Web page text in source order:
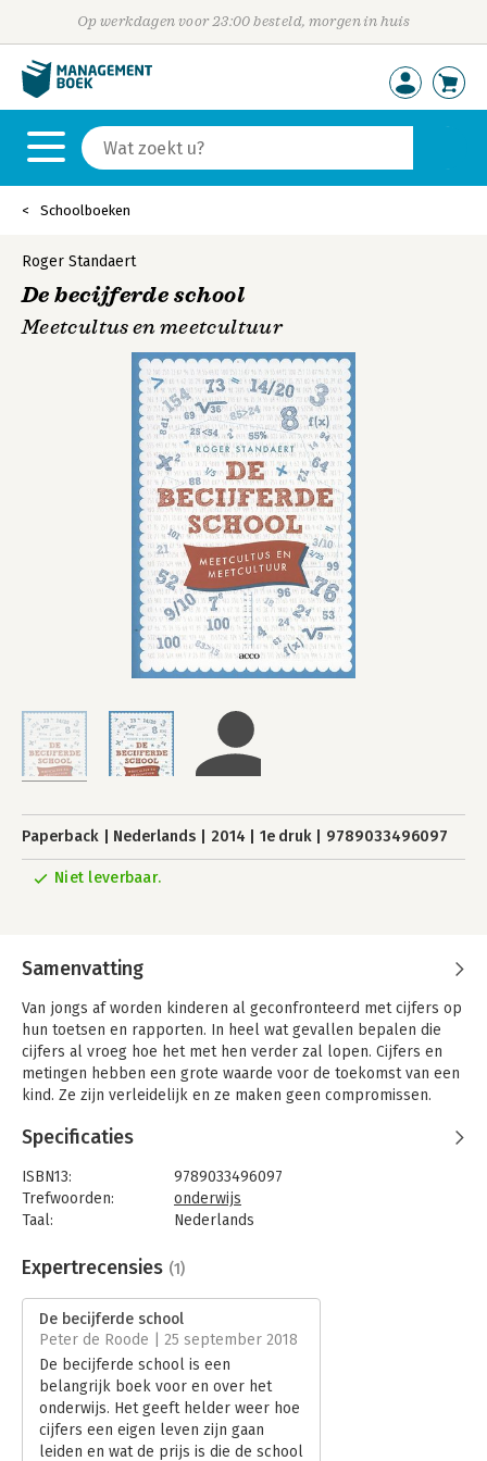
Op werkdagen voor 23:00 besteld, morgen in huis
Schoolboeken
Roger Standaert
De becijferde school
Meetcultus en meetcultuur
Paperback Nederlands 2014 1e druk 9789033496097
Niet leverbaar.
Samenvatting
Van jongs af worden kinderen al geconfronteerd met cijfers op
hun toetsen en rapporten. In heel wat gevallen bepalen die
cijfers al vroeg hoe het met hen verder zal lopen. Cijfers en
metingen hebben een grote waarde voor de toekomst van een
kind. Ze zijn verleidelijk en ze maken geen compromissen.
Maar, cijfers en metingen zijn geen neutrale boodschappen. Ze
verhullen vaak de werkelijkheid die erachter schuilgaat. Je
kunt immers vragen stellen over ‘wat’ gemeten wordt en wat
niet. Ook ‘waarom’ en niet in het minst ‘hoe’ gemeten wordt.
Het optimisme, dat we alles kunnen becijferen en meten, is
de kwaliteit van scholen en zelfs van de kwaliteit van het
onderwijs in een land.
In dit boek stelt de auteur indringende vragen over het
omgaan met cijfers en indicatoren. Vaak worden cijfers
kritiekloos naast elkaar gezet, zonder dat de achterliggende
aannames zichtbaar zijn. De signalen van een opkomend
technocratisch denken wijzen naar een cultus van meten en
cijferen. Vanuit zijn ervaring in het vergelijken van
onderwijssystemen, illustreert de auteur de uitwassen daarvan.
Specificaties
ISBN13:
9789033496097
Trefwoorden:
onderwijs
Taal:
Nederlands
Aantal pagina's:
288
Druk:
Verschijningsdatum:
2-10-2014
Hoofdrubriek: Schoolboeken
Expertrecensies (1)
De becijferde school
Peter de Roode | 25 september 2018
De becijferde school is een
belangrijk boek voor en over het
onderwijs. Het geeft helder weer hoe
cijfers een eigen leven zijn gaan
leiden en wat de prijs is die de school